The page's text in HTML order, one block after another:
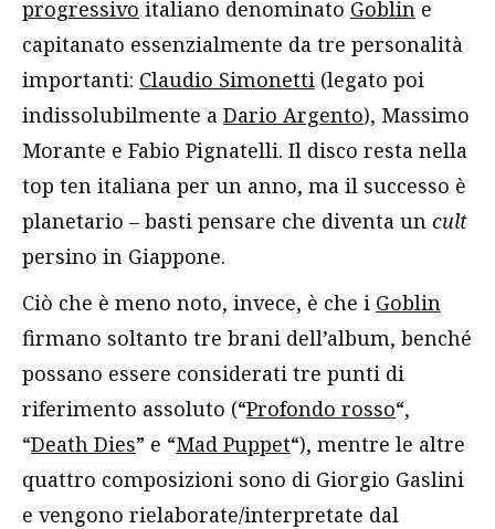
progressivo italiano denominato Goblin e
capitanato essenzialmente da tre personalità
importanti: Claudio Simonetti (legato poi
indissolubilmente a Dario Argento), Massimo
Morante e Fabio Pignatelli. Il disco resta nella
top ten italiana per un anno, ma il successo è
planetario – basti pensare che diventa un cult
persino in Giappone.
Ciò che è meno noto, invece, è che i Goblin
firmano soltanto tre brani dell’album, benché
possano essere considerati tre punti di
riferimento assoluto (“Profondo rosso“,
“Death Dies” e “Mad Puppet“), mentre le altre
quattro composizioni sono di Giorgio Gaslini
e vengono rielaborate/interpretate dal